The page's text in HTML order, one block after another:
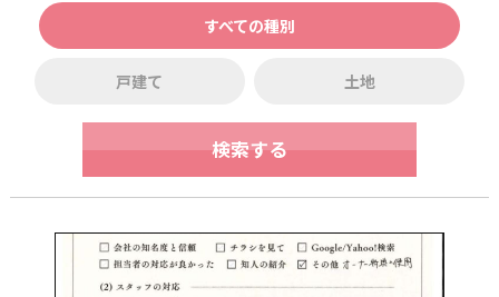
すべての種別
戸建て 土地